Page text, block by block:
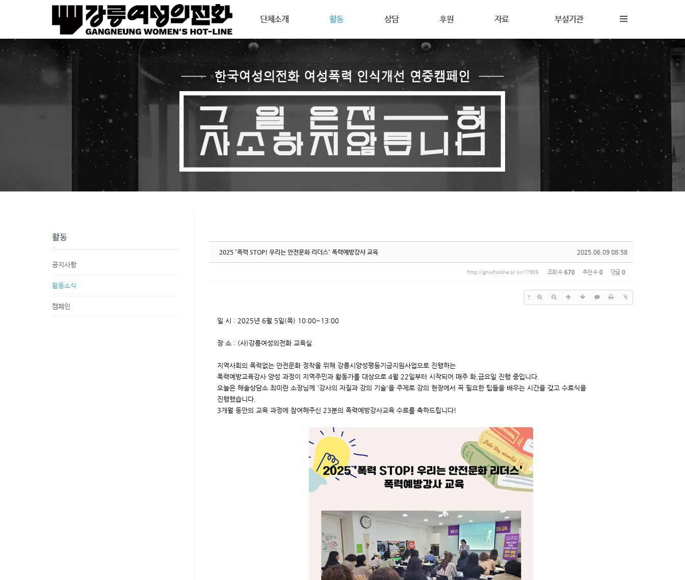
단체소개
강릉여성의전화는
목표
조직도
오시는길
활동
캠페인
상담
상담안내
여성주의상담이란
온라인 상담
후원
후원안내
회원활동
자원활동
자료
재정보고
갤러리
부설기관
해솔상담소
2025.06.09 08:58
2025 '폭력 STOP! 우리는 안전문화 리더스' 폭력예방강사 교육
http://gnwhotline.or.kr/17905 조회 수 670 추천 수 0 댓글 0
?
일 시 : 2025년 6월 5일(목) 10:00~13:00
장 소 : (사)강릉여성의전화 교육실
지역사회의 폭력없는 안전문화 정착을 위해 강릉시양성평등기금지원사업으로 진행하는
폭력예방교육강사 양성 과정이 지역주민과 활동가를 대상으로 4월 22일부터 시작되어 매주 화,금요일 진행 중입니다.
오늘은 해솔상담소 최미란 소장님께 '강사의 자질과 강의 기술'을 주제로 강의 현장에서 꼭 필요한 팁들을 배우는 시간을 갖고 수료식을
진행했습니다.
3개월 동안의 교육 과정에 참여해주신 23분의 폭력예방강사교육 수료를 축하드립니다!
활동
공지사항
활동소식
캠페인